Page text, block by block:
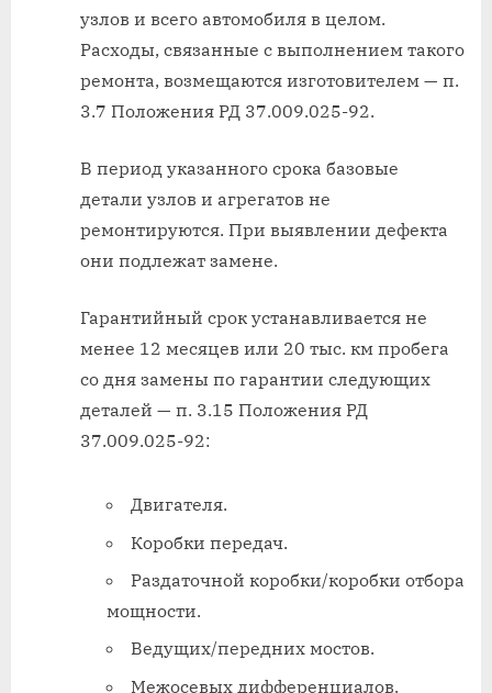
узлов и всего автомобиля в целом.
Расходы, связанные с выполнением такого
ремонта, возмещаются изготовителем — п.
3.7 Положения РД 37.009.025-92.
В период указанного срока базовые
детали узлов и агрегатов не
ремонтируются. При выявлении дефекта
они подлежат замене.
Гарантийный срок устанавливается не
менее 12 месяцев или 20 тыс. км пробега
со дня замены по гарантии следующих
деталей — п. 3.15 Положения РД
37.009.025-92:
Двигателя.
Коробки передач.
Раздаточной коробки/коробки отбора
мощности.
Ведущих/передних мостов.
Межосевых дифференциалов.